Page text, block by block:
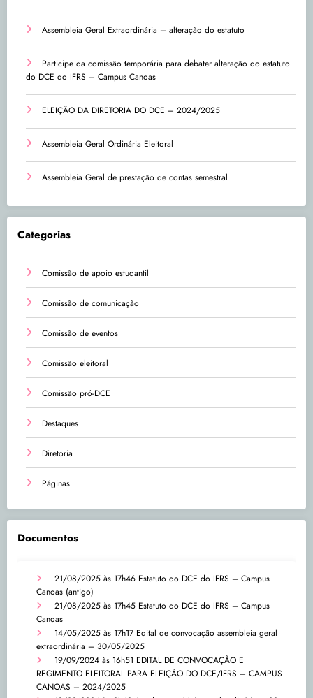
Assembleia Geral Extraordinária – alteração do estatuto
Participe da comissão temporária para debater alteração do estatuto
do DCE do IFRS – Campus Canoas
ELEIÇÃO DA DIRETORIA DO DCE – 2024/2025
Assembleia Geral Ordinária Eleitoral
Assembleia Geral de prestação de contas semestral
Categorias
Comissão de apoio estudantil
Comissão de comunicação
Comissão de eventos
Comissão eleitoral
Comissão pró-DCE
Destaques
Diretoria
Páginas
Documentos
21/08/2025 às 17h46 Estatuto do DCE do IFRS – Campus
Canoas (antigo)
21/08/2025 às 17h45 Estatuto do DCE do IFRS – Campus
Canoas
14/05/2025 às 17h17 Edital de convocação assembleia geral
extraordinária – 30/05/2025
19/09/2024 às 16h51 EDITAL DE CONVOCAÇÃO E
REGIMENTO ELEITORAL PARA ELEIÇÃO DO DCE/IFRS – CAMPUS
CANOAS – 2024/2025